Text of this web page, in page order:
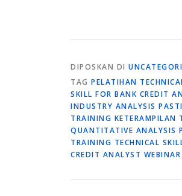
DIPOSKAN DI
TAG PELATIHAN
SKILL FOR BANK CREDIT
INDUSTRY ANALYSIS
TRAINING KETERAMPILAN
QUANTITATIVE ANALYSIS
TRAINING TECHNICAL
CREDIT ANALYST WEBINAR